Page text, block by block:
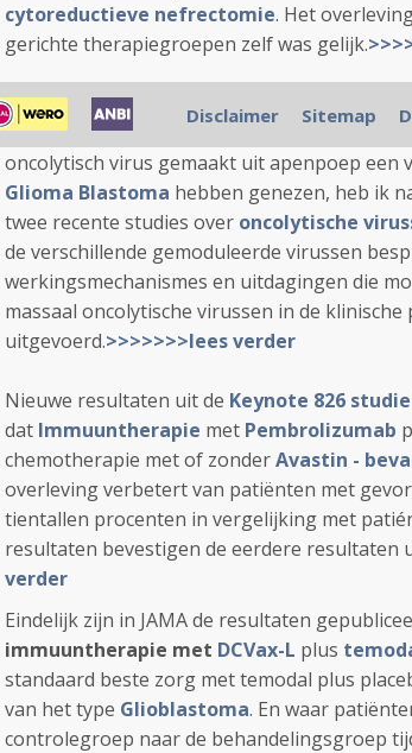
cytoreductieve nefrectomie. Het
gerichte therapiegroepen zelf was gelijk.
Naar aanleiding van de uitzending van Op1
waarClemens Dirven Casper van Eyck
oncolytisch virus gemaakt uit apenpoep een
Glioma Blastoma hebben genezen, heb ik
twee recente studies over oncolytische
de verschillende gemoduleerde virussen
werkingsmechanismes en uitdagingen die
massaal oncolytische virussen in de
uitgevoerd.>>>>>>>lees verder
Nieuwe resultaten uit de Keynote 826 studie
dat Immuuntherapie met Pembrolizumab
chemotherapie met of zonderAvastin -
overleving verbetert van patiënten met
tientallen procenten in vergelijking met
resultaten bevestigen de eerdere resultaten
verder
Eindelijk zijn in JAMA de resultaten
immuuntherapie met DCVax-L plus
standaard beste zorg met temodal plus
van het type Glioblastoma. En waar
controlegroep naar de behandelingsgroep
Disclaimer Sitemap